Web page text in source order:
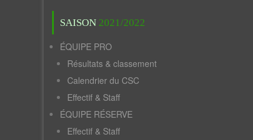
SAISON 2021/2022
ÉQUIPE PRO
Résultats & classement
Calendrier du CSC
Effectif & Staff
ÉQUIPE RÉSERVE
Effectif & Staff